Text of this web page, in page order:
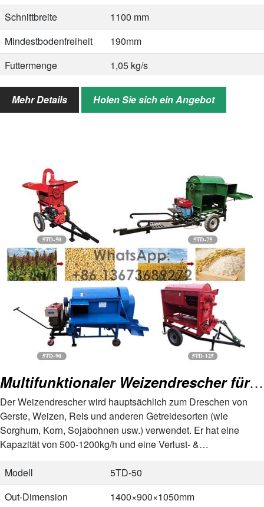
Schnittbreite
1100 mm
Mindestbodenfreiheit
190mm
Futtermenge
1,05 kg/s
Größe
3100*1440*1630mm
Gewicht
570kg
Mehr Details Holen Sie sich ein Angebot
Multifunktionaler Weizendrescher für Rohreisweizen, Gerste, Sojabohnen
Der Weizendrescher wird hauptsächlich zum Dreschen von
Gerste, Weizen, Reis und anderen Getreidesorten (wie
Sorghum, Korn, Sojabohnen usw.) verwendet. Er hat eine
Kapazität von 500-1200kg/h und eine Verlust- &
Reis und Weizen ist…
Modell
5TD-50
Out-Dimension
1400×900×1050mm